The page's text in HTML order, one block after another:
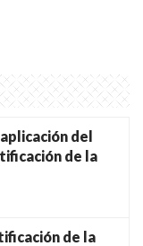
del
de la
de la